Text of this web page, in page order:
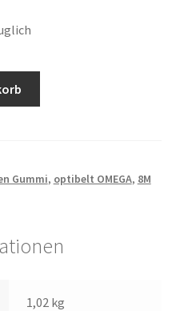
Gummi, optibelt OMEGA, 8M
1,02 kg